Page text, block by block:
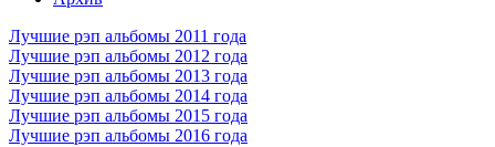
Лучшие рэп альбомы 2011 года
Лучшие рэп альбомы 2012 года
Лучшие рэп альбомы 2013 года
Лучшие рэп альбомы 2014 года
Лучшие рэп альбомы 2015 года
Лучшие рэп альбомы 2016 года